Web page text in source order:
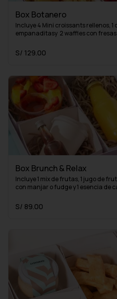
Box Botanero
Incluye 4 Mini croissants rellenos, 1
empanaditasy  2 waffles con fresas
S/ 129.00
Box Brunch & Relax
Incluye 1 mix de frutas, 1 jugo de
con manjar o fudge y 1 esencia de
S/ 89.00